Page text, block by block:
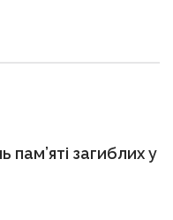
пам’яті загиблих у